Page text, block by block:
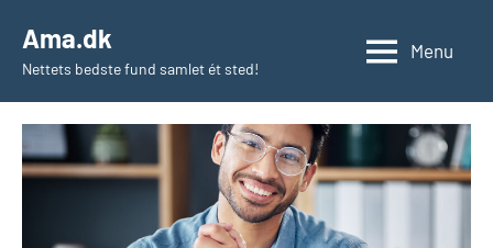
indhold
Ama.dk
Nettets bedste fund samlet ét sted!
Menu